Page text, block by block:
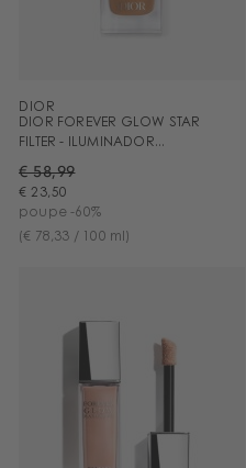
DIOR
DIOR FOREVER GLOW STAR
FILTER - ILUMINADOR...
€ 58,99
€ 23,50
poupe -60%
(€ 78,33 / 100 ml)